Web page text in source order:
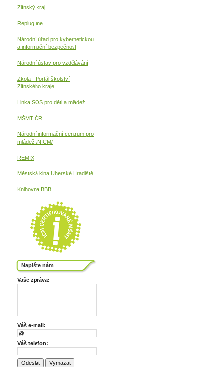
Zlínský kraj
Replug me
Národní úřad pro kybernetickou
a informační bezpečnost
Národní ústav pro vzdělávání
Zkola - Portál školství
Zlínského kraje
Linka SOS pro děti a mládež
MŠMT ČR
Národní informační centrum pro
mládež /NICM/
REMIX
Městská kina Uherské Hradiště
Knihovna BBB
Napište nám
Vaše zpráva:
Váš e-mail:
Váš telefon: